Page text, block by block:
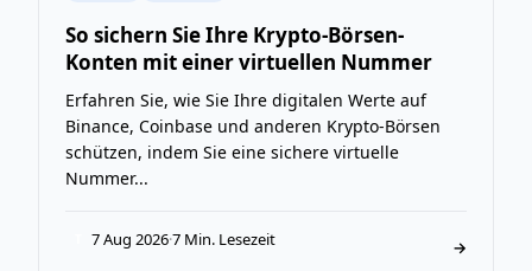
So sichern Sie Ihre Krypto-Börsen-
Konten mit einer virtuellen Nummer
Erfahren Sie, wie Sie Ihre digitalen Werte auf
Binance, Coinbase und anderen Krypto-Börsen
schützen, indem Sie eine sichere virtuelle
Nummer...
7 Aug 2026·7 Min. Lesezeit →